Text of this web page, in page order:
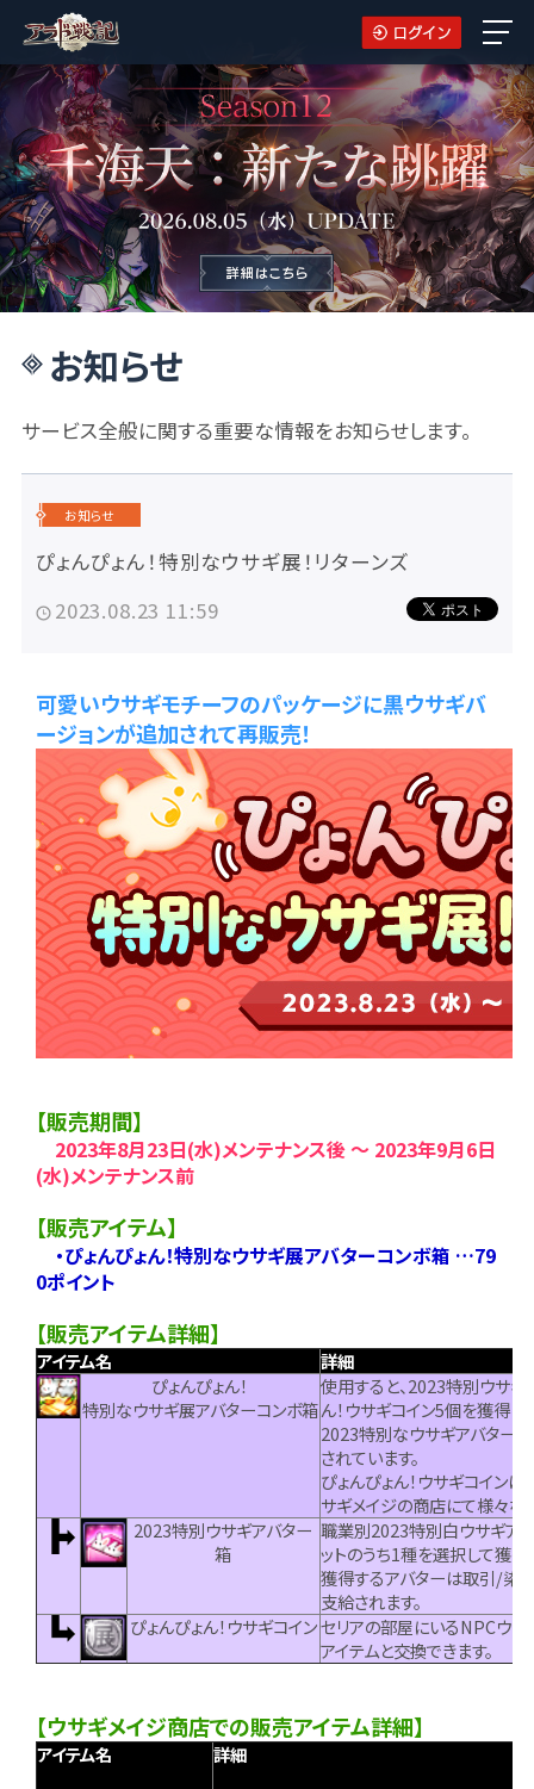
お知らせ
サービス全般に関する重要な情報をお知らせします。
お知らせ
ぴょんぴょん！特別なウサギ展！リターンズ
2023.08.23 11:59
可愛いウサギモチーフのパッケージに黒ウサギバ
ージョンが追加されて再販売！
【販売期間】
2023年8月23日(水)メンテナンス後 ～ 2023年9月6日
(水)メンテナンス前
【販売アイテム】
・ぴょんぴょん！特別なウサギ展アバターコンボ箱 …79
0ポイント
【販売アイテム詳細】
アイテム名
詳細
ぴょんぴょん！
特別なウサギ展アバターコンボ箱
使用すると、2023特別ウサギ
ん！ウサギコイン5個を獲得し
2023特別なウサギアバター
されています。
ぴょんぴょん！ウサギコイン
サギメイジの商店にて様々な
2023特別ウサギアバター
箱
職業別2023特別白ウサギア
ットのうち1種を選択して獲得
獲得するアバターは取引/染
支給されます。
ぴょんぴょん！ウサギコインセリアの部屋にいるNPCウ
アイテムと交換できます。
【ウサギメイジ商店での販売アイテム詳細】
アイテム名
詳細